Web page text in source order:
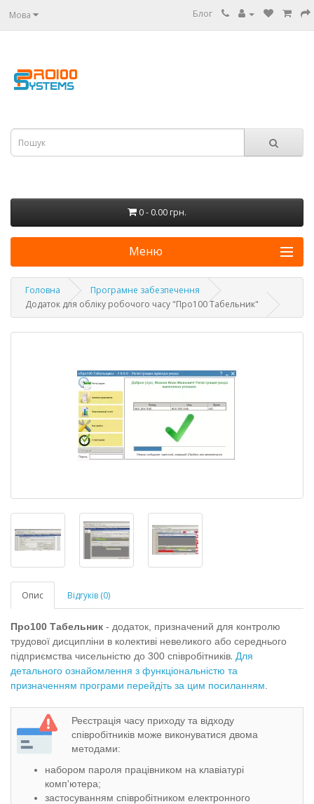
Мова Блог
0 - 0.00 грн.
Меню
Головна
Програмне забезпечення
Додаток для обліку робочого часу "Про100 Табельник"
Опис Відгуків (0)
Про100 Табельник - додаток, призначений для контролю
трудової дисципліни в колективі невеликого або середнього
підприємства чисельністю до 300 співробітників. Для
детального ознайомлення з функціональністю та
призначенням програми перейдіть за цим посиланням
Реєстрація часу приходу та відходу
співробітників може виконуватися двома
методами:
набором пароля працівником на клавіатурі
комп'ютера;
застосуванням співробітником електронного